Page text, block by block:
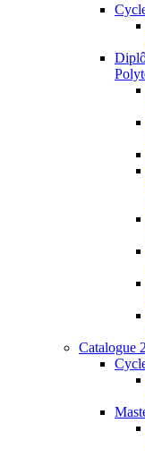
Catalogue